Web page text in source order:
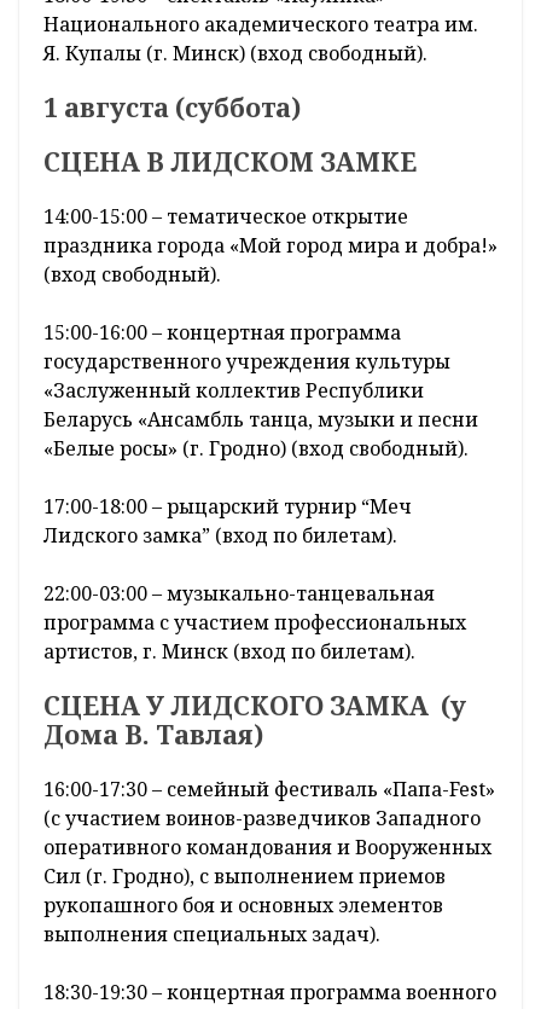
Национального академического театра им.
Я. Купалы (г. Минск) (вход свободный).
1 августа (суббота)
СЦЕНА В ЛИДСКОМ ЗАМКЕ
14:00-15:00 – тематическое открытие
праздника города «Мой город мира и добра!»
(вход свободный).
15:00-16:00 – концертная программа
государственного учреждения культуры
«Заслуженный коллектив Республики
Беларусь «Ансамбль танца, музыки и песни
«Белые росы» (г. Гродно) (вход свободный).
17:00-18:00 – рыцарский турнир “Меч
Лидского замка” (вход по билетам).
22:00-03:00 – музыкально-танцевальная
программа с участием профессиональных
артистов, г. Минск (вход по билетам).
СЦЕНА У ЛИДСКОГО ЗАМКА (у
Дома В. Тавлая)
16:00-17:30 – семейный фестиваль «Папа-Fest»
(с участием воинов-разведчиков Западного
оперативного командования и Вооруженных
Сил (г. Гродно), с выполнением приемов
рукопашного боя и основных элементов
выполнения специальных задач).
18:30-19:30 – концертная программа военного